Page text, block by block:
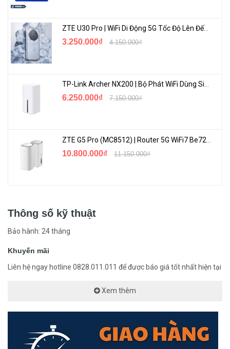
ZTE U30 Pro | WiFi Di Động 5G Tốc Độ Lên Đến 500Mbps, Màn Hình Cảm Ứng
3.250.000₫ 4.150.000₫
6.250.000₫ 7.150.000₫
10.800.000₫ 11.150.000₫
Thông số kỹ thuật
Bảo hành: 24 tháng
Khuyến mãi
Liên hệ ngay hotline 0828.011.011 để được báo giá tốt nhất hiện tại
Xem thêm